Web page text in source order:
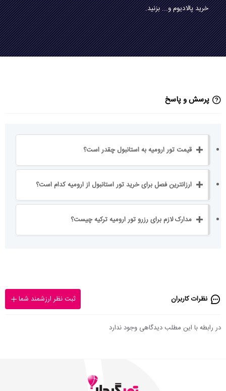
خرید پالادیوم و... بزنید.
پرسش و پاسخ
قیمت تور ارومیه به استانبول چقدر است؟
ارزانترین فصل برای خرید تور استانبول از ارومیه کدام است؟
مدارک لازم برای رزرو تور ارومیه ترکیه چیست؟
نظرات کاربران ثبت نظر ارزشمند شما
در رابطه با این مطلب دیدگاهی وجود ندارد